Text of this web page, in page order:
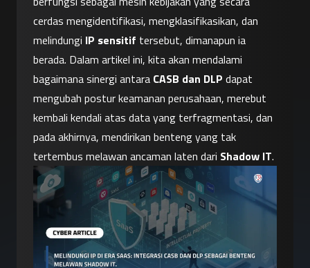
cerdas mengidentifikasi, mengklasifikasikan, dan
melindungi IP sensitif tersebut, dimanapun ia
berada. Dalam artikel ini, kita akan mendalami
bagaimana sinergi antara CASB dan DLP dapat
mengubah postur keamanan perusahaan, merebut
kembali kendali atas data yang terfragmentasi, dan
pada akhirnya, mendirikan benteng yang tak
tertembus melawan ancaman laten dari Shadow IT.